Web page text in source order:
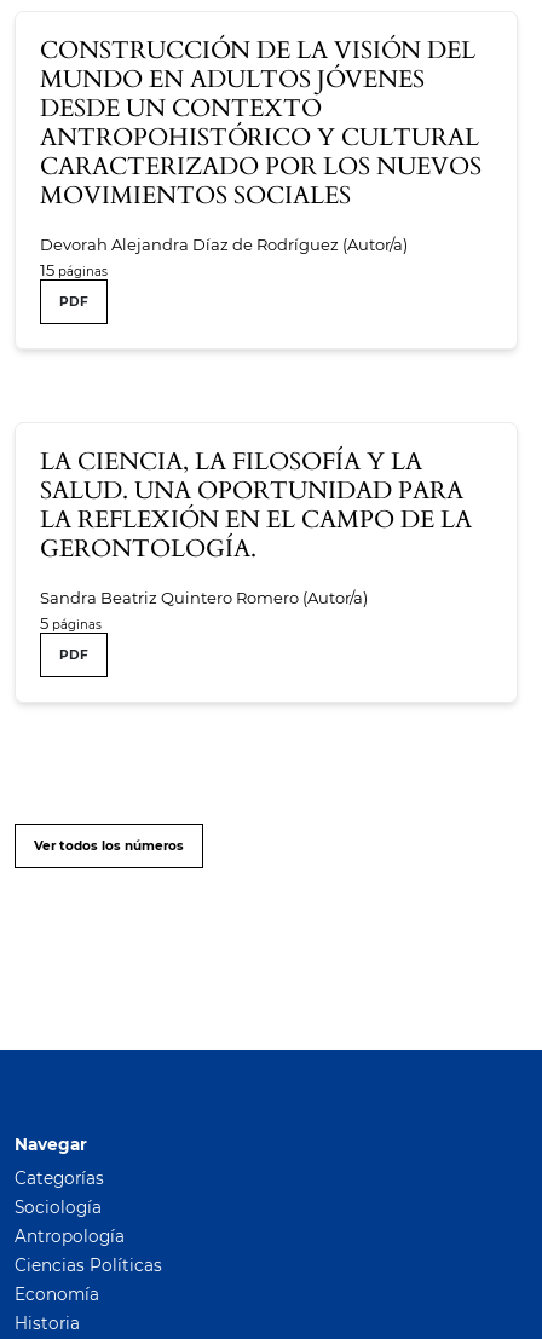
CONSTRUCCIÓN DE LA VISIÓN DEL
MUNDO EN ADULTOS JÓVENES
DESDE UN CONTEXTO
ANTROPOHISTÓRICO Y CULTURAL
CARACTERIZADO POR LOS NUEVOS
MOVIMIENTOS SOCIALES
Devorah Alejandra Díaz de Rodríguez (Autor/a)
15
PDF
LA CIENCIA, LA FILOSOFÍA Y LA
SALUD. UNA OPORTUNIDAD PARA
LA REFLEXIÓN EN EL CAMPO DE LA
GERONTOLOGÍA.
Sandra Beatriz Quintero Romero (Autor/a)
5
PDF
Ver todos los números
Navegar
Categorías
Sociología
Antropología
Ciencias Políticas
Economía
Historia